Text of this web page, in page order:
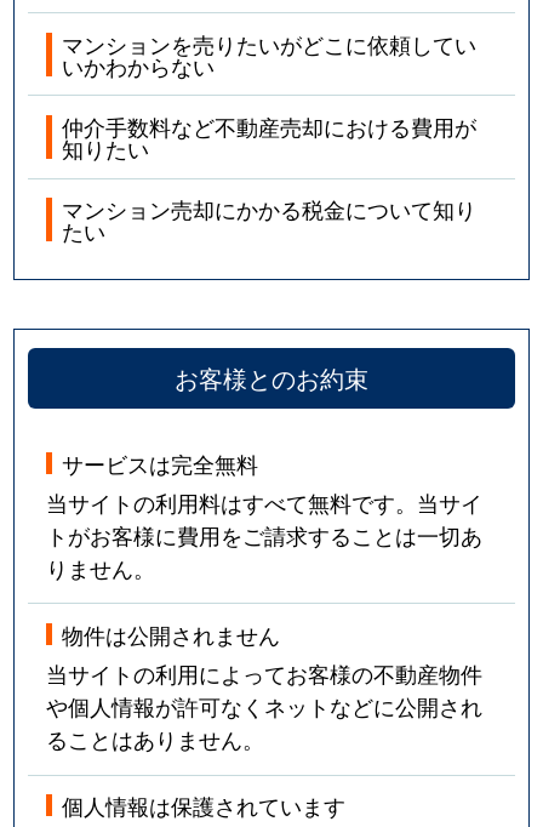
マンションを売りたいがどこに依頼してい
いかわからない
仲介手数料など不動産売却における費用が
知りたい
マンション売却にかかる税金について知り
たい
お客様とのお約束
サービスは完全無料
当サイトの利用料はすべて無料です。当サイ
トがお客様に費用をご請求することは一切あ
りません。
物件は公開されません
当サイトの利用によってお客様の不動産物件
や個人情報が許可なくネットなどに公開され
ることはありません。
個人情報は保護されています